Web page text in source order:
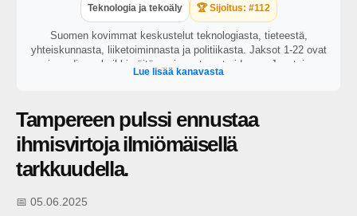
Teknologia ja tekoäly 🏆 Sijoitus: #112
Suomen kovimmat keskustelut teknologiasta, tieteestä,
yhteiskunnasta, liiketoiminnasta ja politiikasta. Jaksot 1-22 ovat
vain audiona, kaikki näitä uusimmat ovat videona. Juontajana
toimii George Lapinlampi.
Lue lisää kanavasta
Tampereen pulssi ennustaa
ihmisvirtoja ilmiömäisellä
tarkkuudella.
📅 05.06.2025